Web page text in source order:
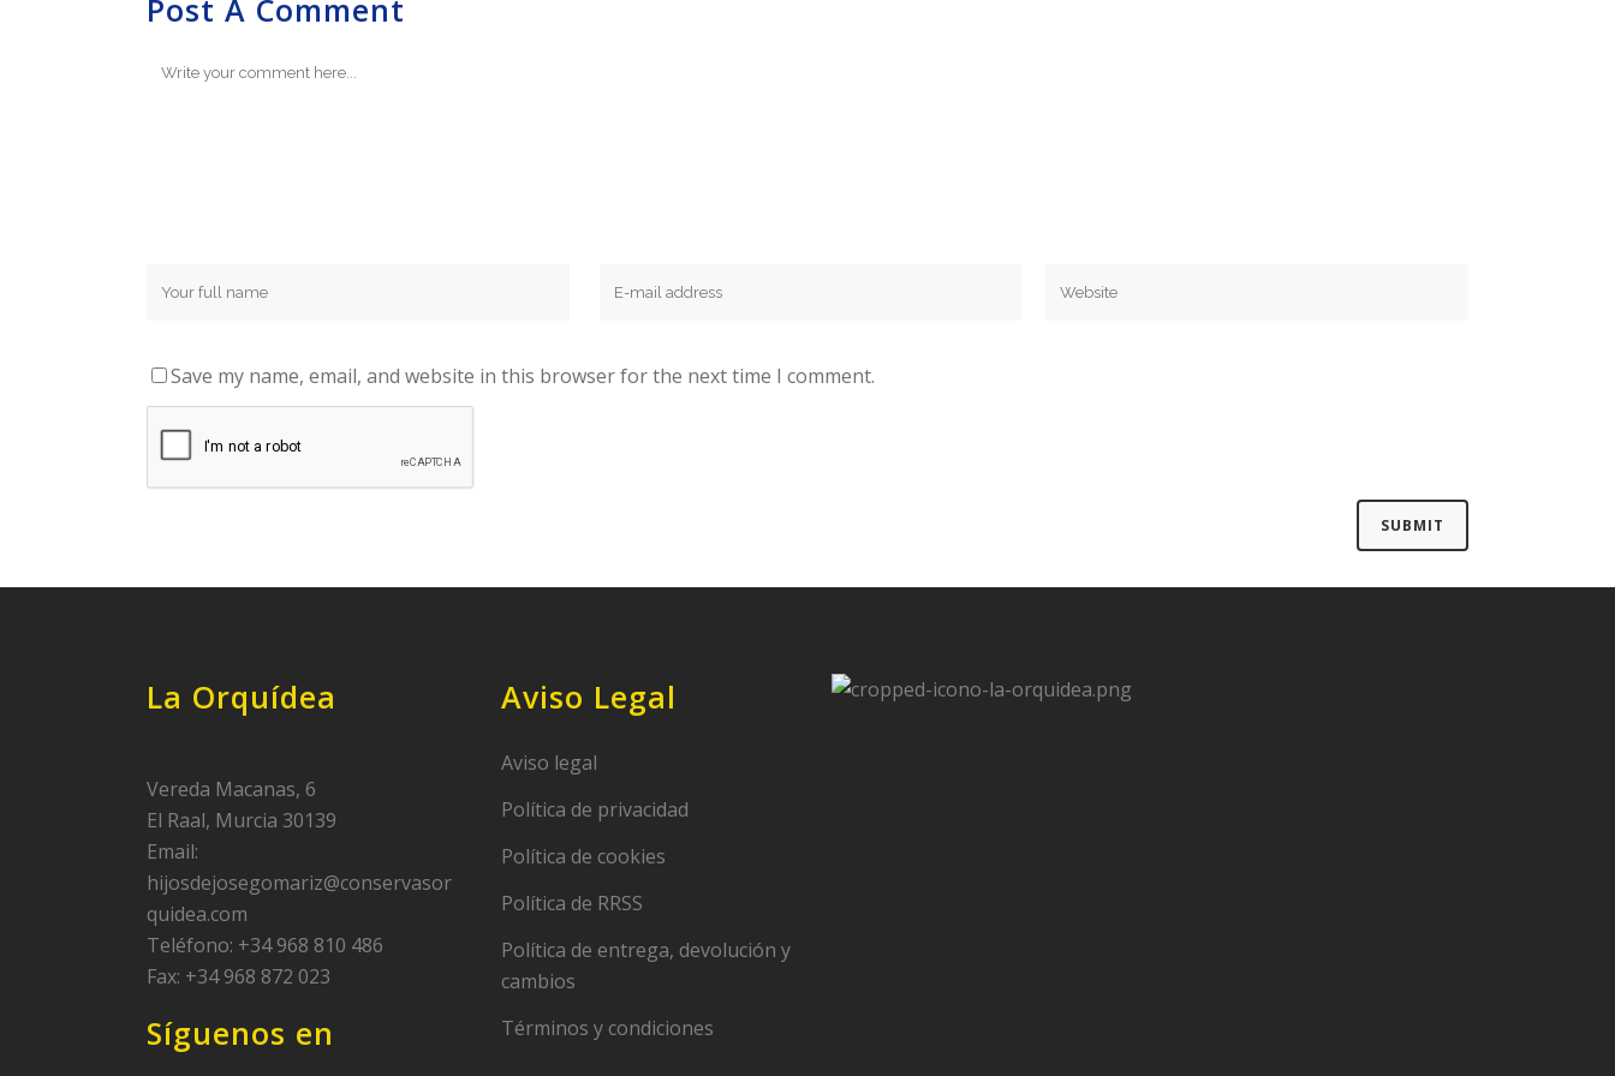
Post A Comment
Save my name, email, and website in this browser for the next time I comment.
La Orquídea
Vereda Macanas, 6
El Raal, Murcia 30139
Email:
hijosdejosegomariz@conservasor
quidea.com
Teléfono: +34 968 810 486
Fax: +34 968 872 023
Síguenos en
Aviso Legal
Aviso legal
Política de privacidad
Política de cookies
Política de RRSS
Política de entrega, devolución y
cambios
Términos y condiciones